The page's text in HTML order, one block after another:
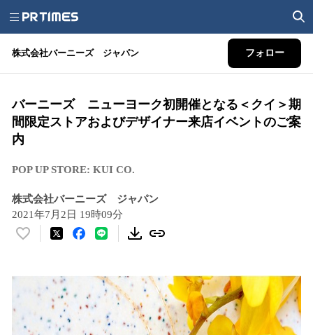
株式会社バーニーズ ジャパン フォロー
バーニーズ ニューヨーク初開催となる＜クイ＞期
間限定ストアおよびデザイナー来店イベントのご案
内
POP UP STORE: KUI CO.
株式会社バーニーズ ジャパン
2021年7月2日 19時09分
い
読